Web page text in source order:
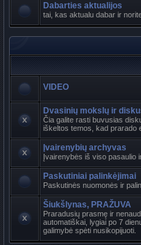
Dabarties aktualijos
tai, kas aktualu dabar ir
VIDEO
Dvasinių mokslų ir
Čia galite rasti buvusias
iškeltos temos, kad prarado
Įvairenybių archyvas
Įvairenybės iš viso pasaulio
Paskutiniai palinkėjimai
Paskutinės nuomonės ir
Šiukšlynas, PRAŽUVA
Praradusių prasmę ir
automatiškai, lygiai po 7
galimybė spėti nusikopijuoti.